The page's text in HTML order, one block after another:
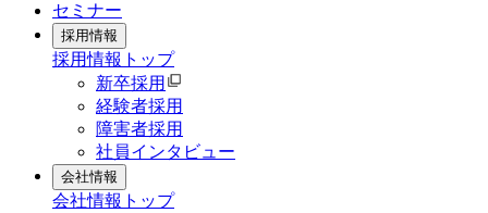
セミナー
採用情報
採用情報 トップ
新卒採用
経験者採用
障害者採用
社員インタビュー
会社情報
会社情報 トップ